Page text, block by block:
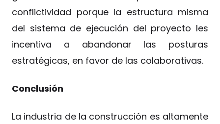
conflictividad porque la estructura misma
del sistema de ejecución del proyecto les
incentiva a abandonar las posturas
estratégicas, en favor de las colaborativas.
Conclusión
La industria de la construcción es altamente